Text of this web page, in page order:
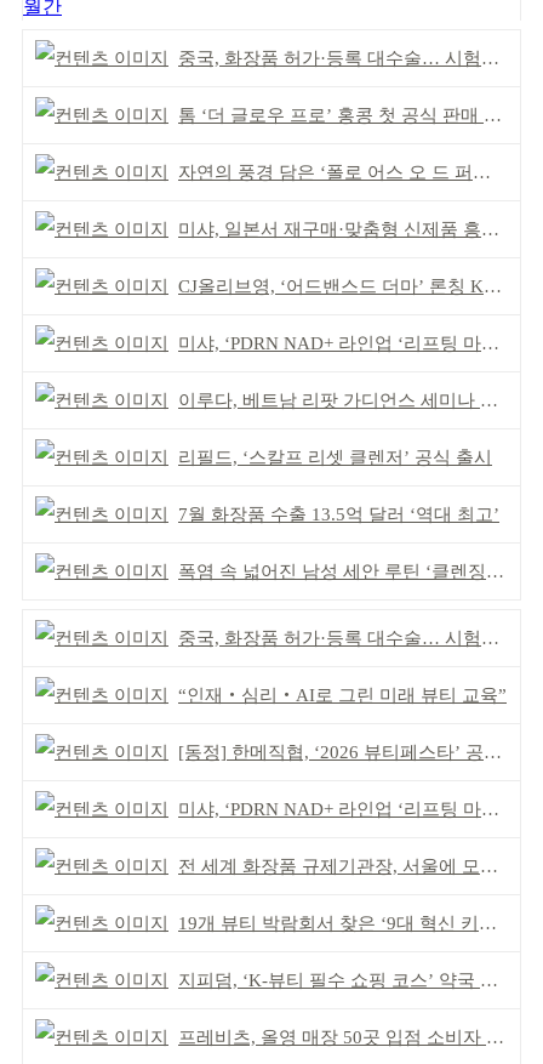
월간
중국, 화장품 허가·등록 대수술… 시험자료 공용 허용
톰 ‘더 글로우 프로’ 홍콩 첫 공식 판매 완판
자연의 풍경 담은 ‘폴로 어스 오 드 퍼퓸’ 4종 출시
미샤, 일본서 재구매·맞춤형 신제품 흥행 ‘쌍끌이’
CJ올리브영, ‘어드밴스드 더마’ 론칭 K더마 육성 박차
미샤, ‘PDRN NAD+ 라인업 ‘리프팅 마스크’ 출시
이루다, 베트남 리팟 가디언스 세미나 개최
리필드, ‘스칼프 리셋 클렌저’ 공식 출시
7월 화장품 수출 13.5억 달러 ‘역대 최고’
폭염 속 넓어진 남성 세안 루틴 ‘클렌징’ 거래액 급증
중국, 화장품 허가·등록 대수술… 시험자료 공용 허용
“인재‧심리‧AI로 그린 미래 뷰티 교육”
[동정] 한메직협, ‘2026 뷰티페스타’ 공동 주최
미샤, ‘PDRN NAD+ 라인업 ‘리프팅 마스크’ 출시
전 세계 화장품 규제기관장, 서울에 모인다
19개 뷰티 박람회서 찾은 ‘9대 혁신 키워드’
지피덤, ‘K-뷰티 필수 쇼핑 코스’ 약국 공략
프레비츠, 올영 매장 50곳 입점 소비자 접점 강화